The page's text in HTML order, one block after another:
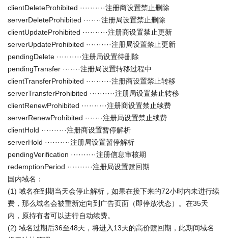
clientDeleteProhibited ··········注册商设置禁止删除
serverDeleteProhibited ·······注册局设置禁止删除
clientUpdateProhibited ··········注册商设置禁止更新
serverUpdateProhibited ··········注册局设置禁止更新
pendingDelete ··········注册局设置待删除
pendingTransfer ·······注册局设置转移过程中
clientTransferProhibited ··········注册商设置禁止转移
serverTransferProhibited ··········注册局设置禁止转移
clientRenewProhibited ··········注册商设置禁止续费
serverRenewProhibited ·······注册局设置禁止续费
clientHold ··········注册商设置暂停解析
serverHold ··········注册局设置暂停解析
pendingVerification ··········注册信息审核期
redemptionPeriod ··········注册局设置赎回期
国内域名：
(1) 域名在到期当天会停止解析，如果在接下来的72小时内未进行续
费，那么域名会被重新定向到广告页面（即停放状态）。在35天
内，原持有者可以进行自动续费。
(2) 域名过期后36至48天，将进入13天的高价赎回期，此期间域名